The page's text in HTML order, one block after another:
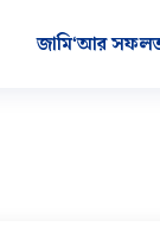
জামি‘আর